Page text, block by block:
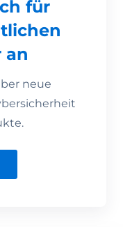
für
an
neue